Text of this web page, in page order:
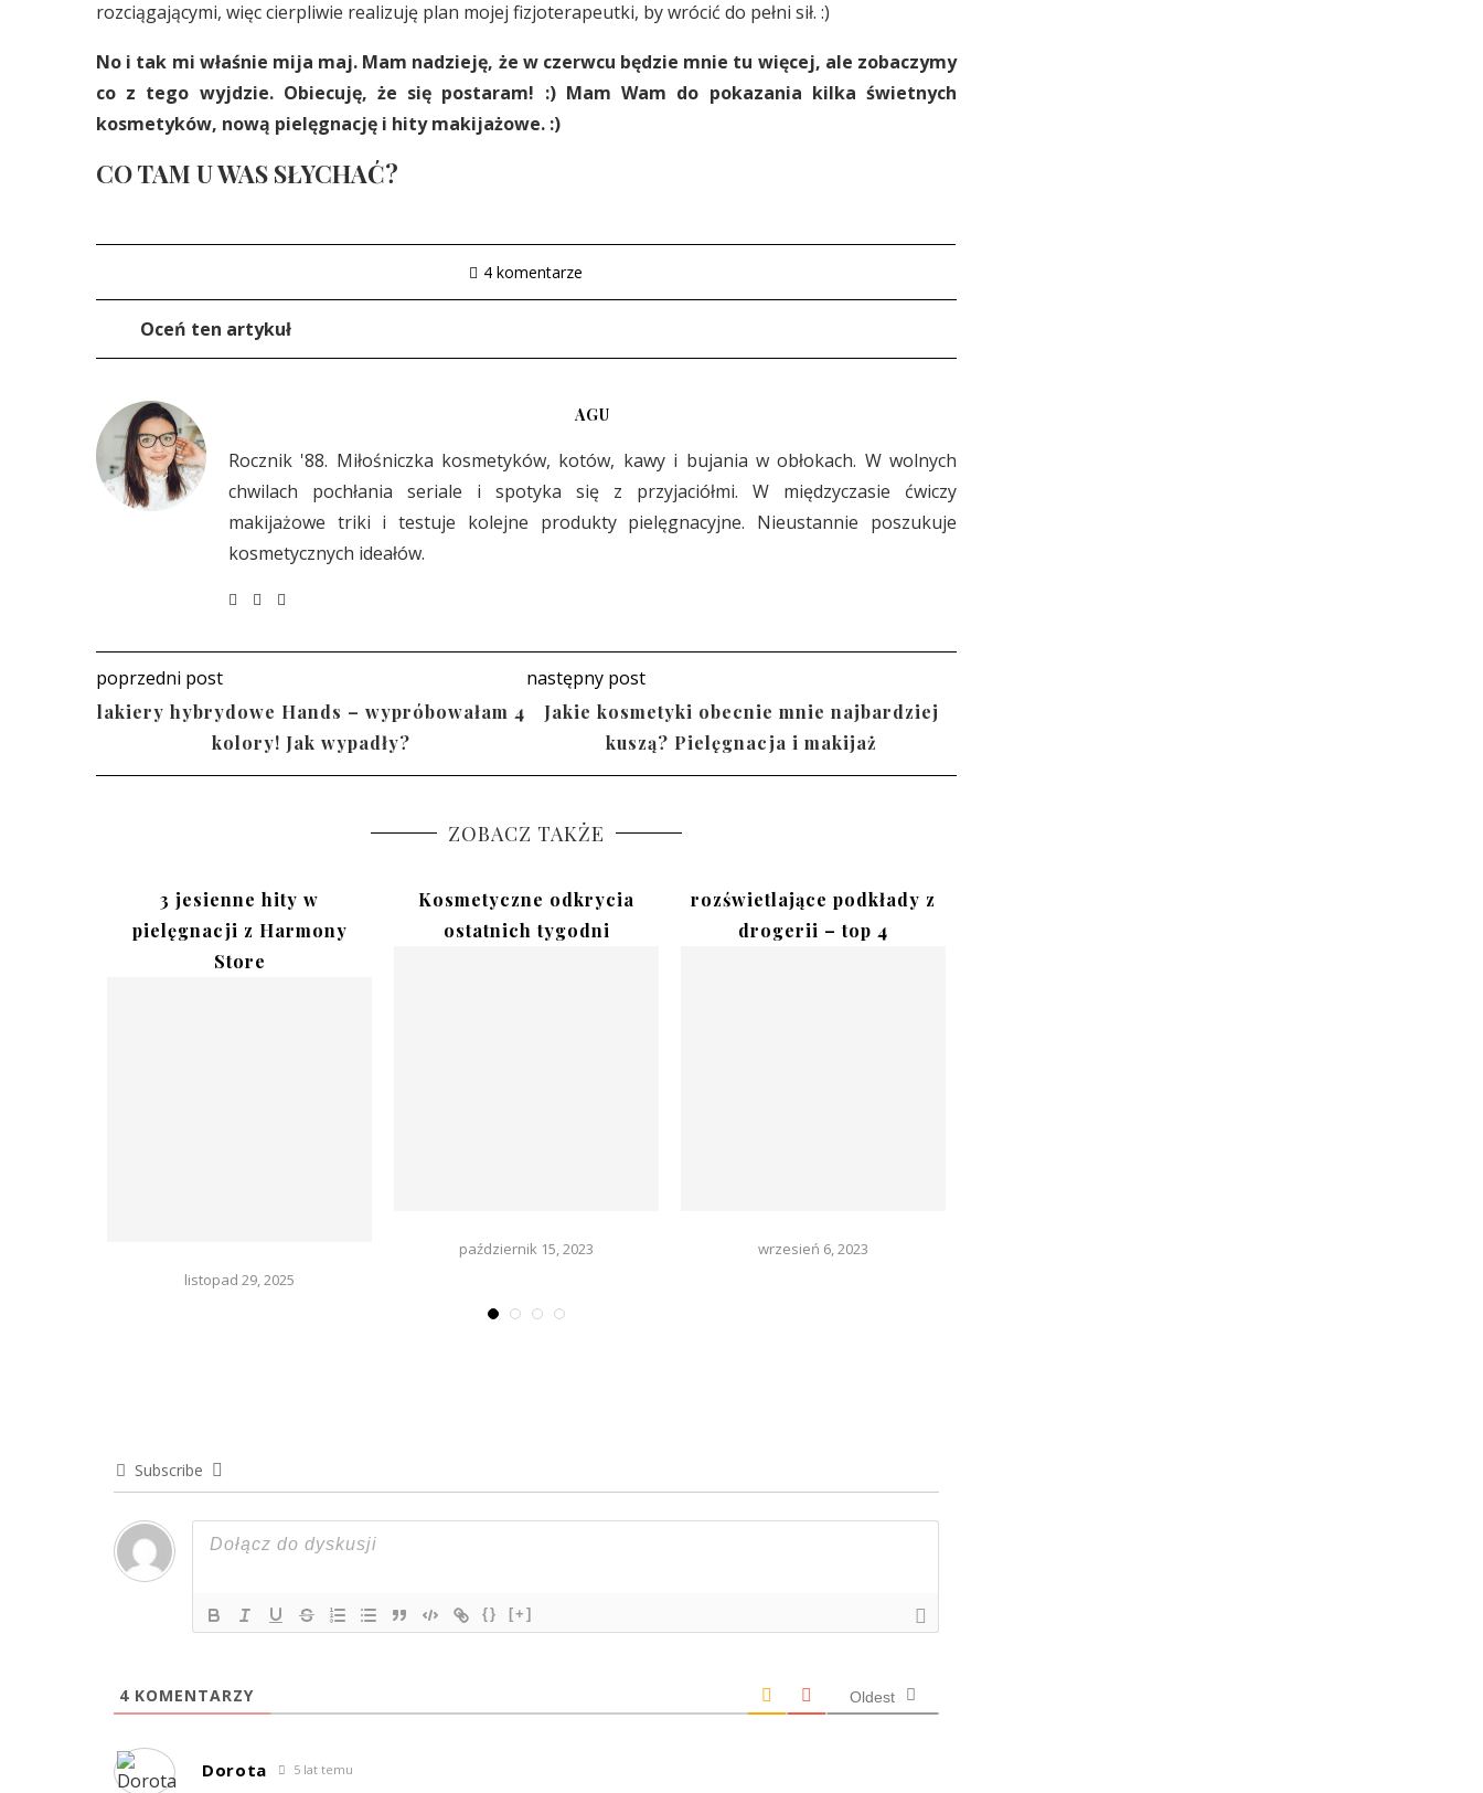
rozciągającymi, więc cierpliwie realizuję plan mojej fizjoterapeutki, by wrócić do pełni sił. :)
No i tak mi właśnie mija maj. Mam nadzieję, że w czerwcu będzie mnie tu więcej, ale zobaczymy
co z tego wyjdzie. Obiecuję, że się postaram! :) Mam Wam do pokazania kilka świetnych
kosmetyków, nową pielęgnację i hity makijażowe. :)
CO TAM U WAS SŁYCHAĆ?
4 komentarze
Oceń ten artykuł
AGU
Rocznik '88. Miłośniczka kosmetyków, kotów, kawy i bujania w obłokach. W wolnych
chwilach pochłania seriale i spotyka się z przyjaciółmi. W międzyczasie ćwiczy
makijażowe triki i testuje kolejne produkty pielęgnacyjne. Nieustannie poszukuje
kosmetycznych ideałów.
poprzedni post
lakiery hybrydowe Hands – wypróbowałam 4
kolory! Jak wypadły?
następny post
Jakie kosmetyki obecnie mnie najbardziej
kuszą? Pielęgnacja i makijaż
ZOBACZ TAKŻE
3 jesienne hity w
pielęgnacji z Harmony
Store
listopad 29, 2025
Kosmetyczne odkrycia
ostatnich tygodni
październik 15, 2023
rozświetlające podkłady z
drogerii – top 4
wrzesień 6, 2023
Subscribe
{} [+]
4KOMENTARZY Oldest
Dorota 5 lat temu